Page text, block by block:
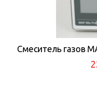
Смеситель газов